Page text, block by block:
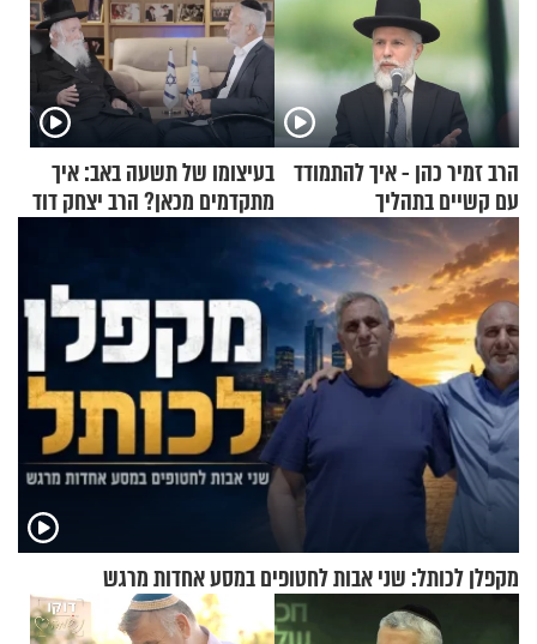
הרב זמיר כהן - איך להתמודד
עם קשיים בתהליך
ההתחזקות?
בעיצומו של תשעה באב: איך
מתקדמים מכאן? הרב יצחק דוד
גרוסמן בשיחה מיוחדת
מקפלן לכותל: שני אבות לחטופים במסע אחדות מרגש